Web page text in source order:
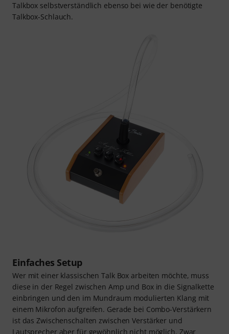
Talkbox selbstverständlich ebenso bei wie der benötigte
Talkbox-Schlauch.
Einfaches Setup
Wer mit einer klassischen Talk Box arbeiten möchte, muss
diese in der Regel zwischen Amp und Box in die Signalkette
einbringen und den im Mundraum modulierten Klang mit
einem Mikrofon aufgreifen. Gerade bei Combo-Verstärkern
ist das Zwischenschalten zwischen Verstärker und
Lautsprecher aber für gewöhnlich nicht möglich. Zwar